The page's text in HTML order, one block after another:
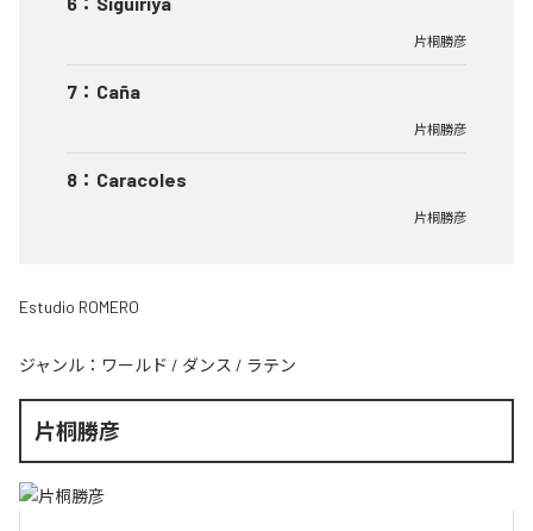
片桐勝彦
7 ： Caña
片桐勝彦
8 ： Caracoles
片桐勝彦
Estudio ROMERO
ジャンル： ワールド / ダンス / ラテン
片桐勝彦